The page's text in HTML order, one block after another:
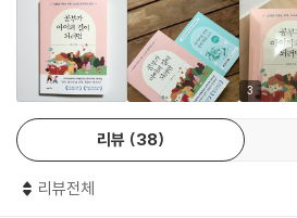
집중하다가 정작 놓치고 있는 더 중요한 것이
마지막 4부 〈아이가 자라는 만큼 부모도 자
해 부모가 진짜 해줘야 할 본질적인 역할, 아
야 할 태도, 주도적으로 자기 인생을 꾸려나
선진국의 사례와 심리학에 기반해 논한다.
이 책은 각 부의 말미에 ‘자녀 교육 즉문즉답
3
리뷰 38
리뷰전체